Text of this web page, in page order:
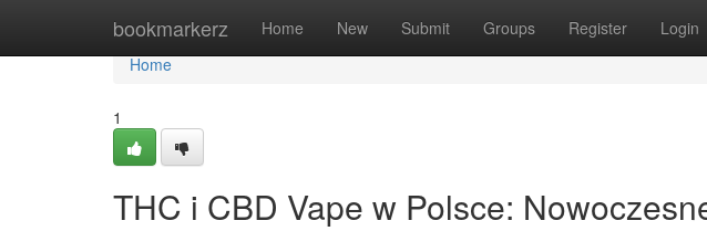
bookmarkerz Home New Submit Groups Register Login
Home
Home
1
THC i CBD Vape w Polsce: